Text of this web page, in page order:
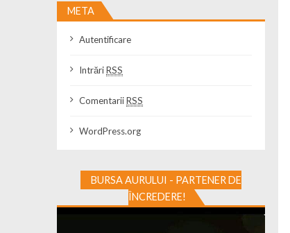
META
Autentificare
IntrăriRSS
ComentariiRSS
WordPress.org
BURSA AURULUI - PARTENER DE
ÎNCREDERE!